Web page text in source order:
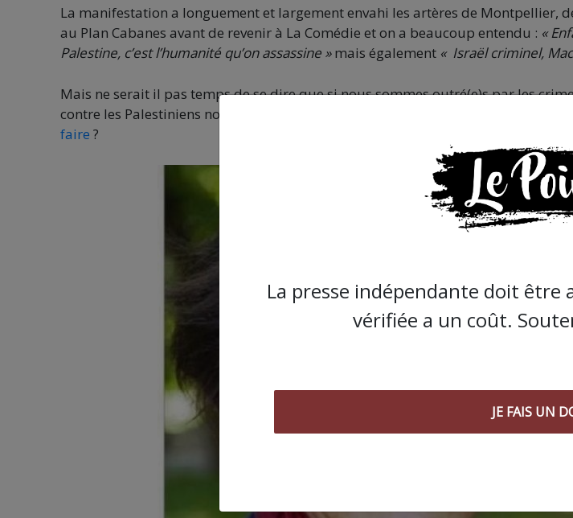
La manifestation a longuement et largement envahi les artères de Montpellier,
au Plan Cabanes avant de revenir à La Comédie et on a beaucoup entendu : «
Palestine, c’est l’humanité qu’on assassine »mais également « Israël criminel,
Mais ne serait il pas temps de se dire que si nous sommes outré(e)s par les
contre les Palestiniens nous pouvons répondre à l’appel de BDS qui propose
faire ?
La presse indépendante doit être
vérifiée a un coût.
JE FAIS UN